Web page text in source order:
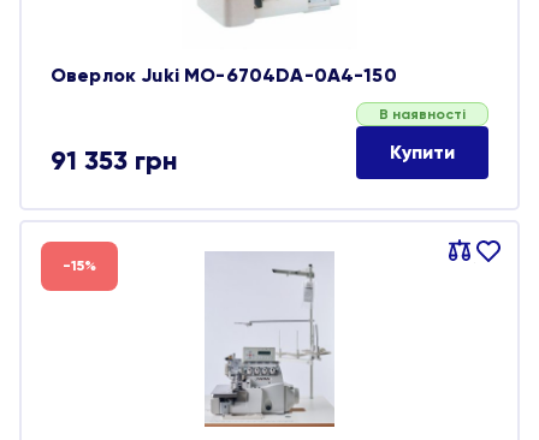
Оверлок Juki MO-6704DA-0A4-150
91 353 грн
В наявності
Купити
Порівняти
В
-15%